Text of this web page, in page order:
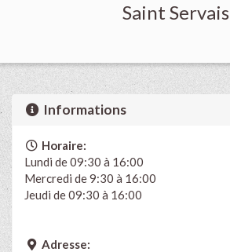
Saint Servais
Informations
Horaire:
Lundi de 09:30 à 16:00
Mercredi de 9:30 à 16:00
Jeudi de 09:30 à 16:00
Adresse: